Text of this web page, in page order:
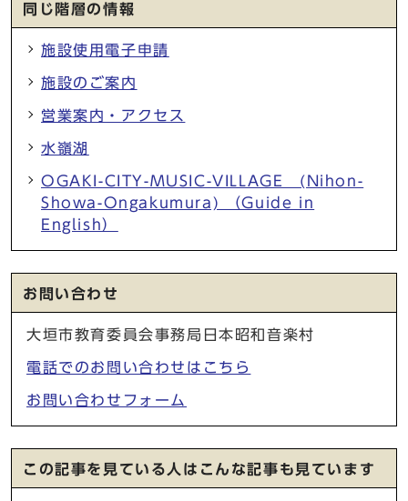
同じ階層の情報
施設使用電子申請
施設のご案内
営業案内・アクセス
水嶺湖
OGAKI-CITY-MUSIC-VILLAGE (Nihon-
Showa-Ongakumura) （Guide in
English）
お問い合わせ
大垣市教育委員会事務局日本昭和音楽村
電話でのお問い合わせはこちら
お問い合わせフォーム
この記事を見ている人はこんな記事も見ています